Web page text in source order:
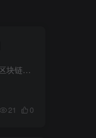
近年来，随着科技的不断发展，网络安全和区块链技术正在各个领域得到广泛应用。这两者的结合不仅引领了一场安全革命，还为许多行业提供了创新的解决方案。本文将探讨网络安全与区块链融合的创新...
21 0